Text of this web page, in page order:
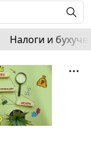
Налоги и